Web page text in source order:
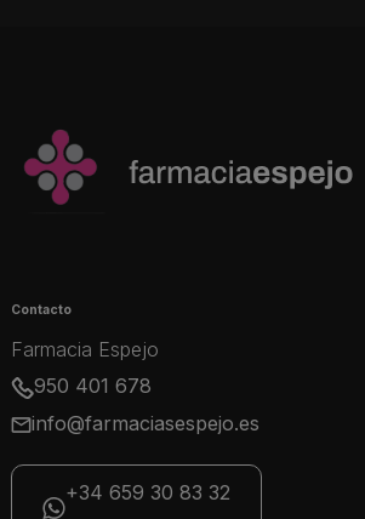
Contacto
Farmacia Espejo
950 401 678
info@farmaciasespejo.es
+34 659 30 83 32